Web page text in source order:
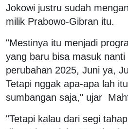
Jokowi justru sudah
milik Prabowo-Gibran itu.
"Mestinya itu menjadi
yang baru bisa masuk nanti
perubahan 2025, Juni ya,
Tetapi nggak apa-apa lah
sumbangan saja," ujar
"Tetapi kalau dari segi